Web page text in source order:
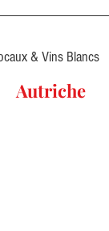
& Vins Blancs
Autriche